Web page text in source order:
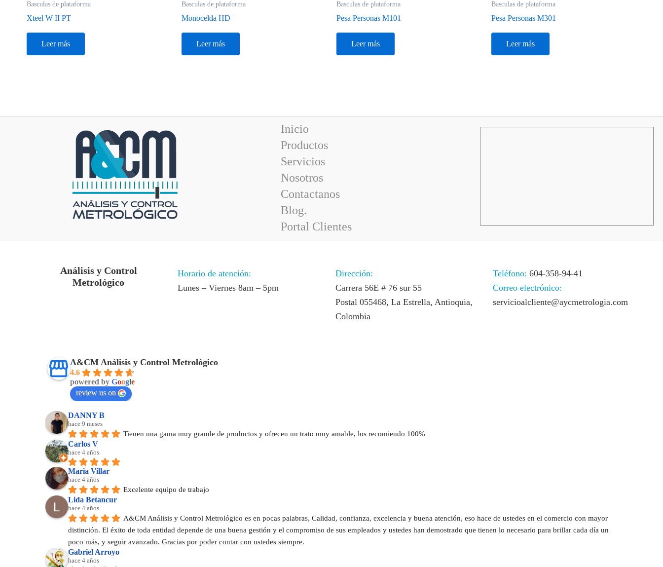
Basculas de plataforma
Xteel W II PT
Leer más
Basculas de plataforma
Monocelda HD
Leer más
Basculas de plataforma
Pesa Personas M101
Leer más
Basculas de plataforma
Pesa Personas M301
Leer más
Inicio
Productos
Servicios
Nosotros
Contactanos
Blog.
Portal Clientes
Análisis y Control
Metrológico
Horario de atención:
Lunes – Viernes 8am – 5pm
Dirección:
Carrera 56E # 76 sur 55
Postal 055468, La Estrella, Antioquia,
Colombia
Teléfono: 604-358-94-41
Correo electrónico:
servicioalcliente@aycmetrologia.com
A&CM Análisis y Control Metrológico
4.6
powered by Google
review us on
DANNY B
hace 9 meses
Tienen una gama muy grande de productos y ofrecen un trato muy amable, los recomiendo 100%
Carlos V
hace 4 años
Maria Villar
hace 4 años
Excelente equipo de trabajo
Lida Betancur
hace 4 años
A&CM Análisis y Control Metrológico es en pocas palabras, Calidad, confianza, excelencia y buena atención, eso hace de ustedes en el comercio con mayor
distinción. El éxito de toda entidad depende de una buena gestión y el compromiso de sus empleados y ustedes han demostrado que tienen lo necesario para brillar cada día un
poco más, y seguir avanzado. Gracias por poder contar con ustedes siempre.
Gabriel Arroyo
hace 4 años